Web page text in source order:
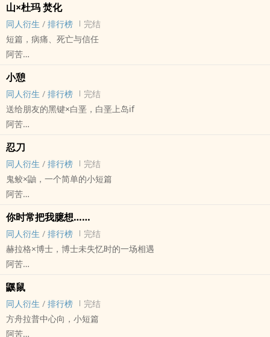
完结
山×杜玛 焚化
同人衍生 / 排行榜
完结
短篇，病痛、死亡与信任
阿苦
短篇 - 完结
小憩
同人衍生 / 排行榜
完结
送给朋友的黑键×白垩，白垩上岛if
阿苦
短篇 - 完结
忍刀
同人衍生 / 排行榜
完结
鬼鲛×鼬，一个简单的小短篇
阿苦
火影[火影忍者] - 鲛鼬[干柿鬼鲛/宇智波鼬] 同人衍生 - 动漫同人
BL - 短篇 - 完结
你时常把我臆想……
同人衍生 / 排行榜
完结
赫拉格×博士，博士未失忆时的一场相遇
阿苦
BL - 短篇 - 完结
鼷鼠
同人衍生 / 排行榜
完结
方舟拉普中心向，小短篇
阿苦